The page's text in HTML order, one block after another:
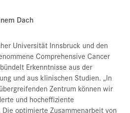
Dach
Universität Innsbruck und den
Comprehensive Cancer
Erkenntnisse aus der
und aus klinischen Studien. „In
Zentrum können wir
und hocheffiziente
optimierte Zusammenarbeit von